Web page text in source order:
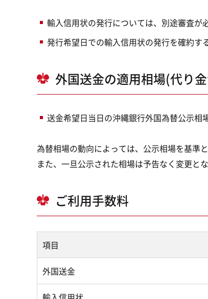
輸入信用状の発行については、別途審査が
発行希望日での輸入信用状の発行を確約す
外国送金の適用相場(代り
送金希望日当日の沖縄銀行外国為替公示相
為替相場の動向によっては、公示相場を基準
また、一旦公示された相場は予告なく変更と
ご利用手数料
項目
外国送金